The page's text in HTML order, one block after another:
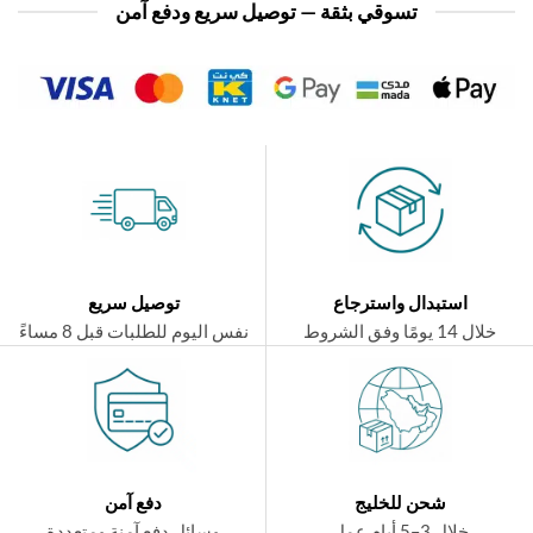
تسوقي بثقة — توصيل سريع ودفع آمن
استبدال واسترجاع
توصيل سريع
نفس اليوم للطلبات قبل 8 مساءً
شحن للخليج
دفع آمن